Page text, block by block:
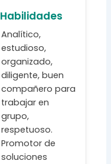
Habilidades
Analítico,
estudioso,
organizado,
diligente, buen
compañero para
trabajar en
grupo,
respetuoso.
Promotor de
soluciones